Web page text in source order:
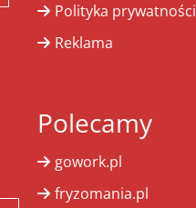
Polityka prywatności
Reklama
Polecamy
gowork.pl
fryzomania.pl